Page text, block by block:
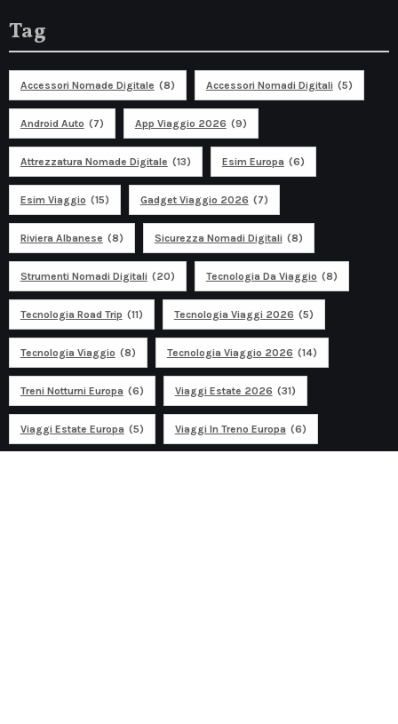
Tag
Accessori Nomade Digitale (8) Accessori Nomadi Digitali (5)
Android Auto (7) App Viaggio 2026 (9)
Attrezzatura Nomade Digitale (13) Esim Europa (6)
Esim Viaggio (15) Gadget Viaggio 2026 (7)
Riviera Albanese (8) Sicurezza Nomadi Digitali (8)
Strumenti Nomadi Digitali (20) Tecnologia Da Viaggio (8)
Tecnologia Road Trip (11) Tecnologia Viaggi 2026 (5)
Tecnologia Viaggio (8) Tecnologia Viaggio 2026 (14)
Treni Notturni Europa (6) Viaggi Estate 2026 (31)
Viaggi Estate Europa (5) Viaggi In Treno Europa (6)